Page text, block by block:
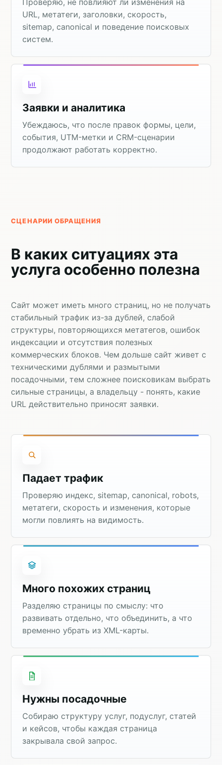
URL, метатеги, заголовки, скорость,
sitemap, canonical и поведение поисковых
систем.
Заявки и аналитика
Убеждаюсь, что после правок формы, цели,
события, UTM-метки и CRM-сценарии
продолжают работать корректно.
СЦЕНАРИИ ОБРАЩЕНИЯ
В каких ситуациях эта
услуга особенно полезна
Сайт может иметь много страниц, но не получать
стабильный трафик из-за дублей, слабой
структуры, повторяющихся метатегов, ошибок
индексации и отсутствия полезных
коммерческих блоков. Чем дольше сайт живет с
техническими дублями и размытыми
посадочными, тем сложнее поисковикам выбрать
сильные страницы, а владельцу - понять, какие
URL действительно приносят заявки.
Падает трафик
Проверяю индекс, sitemap, canonical, robots,
метатеги, скорость и изменения, которые
могли повлиять на видимость.
Много похожих страниц
Разделяю страницы по смыслу: что
развивать отдельно, что объединить, а что
временно убрать из XML-карты.
Нужны посадочные
Собираю структуру услуг, подуслуг, статей
и кейсов, чтобы каждая страница
закрывала свой запрос.